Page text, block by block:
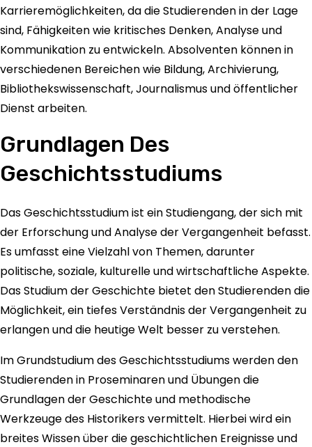
Karrieremöglichkeiten, da die Studierenden in der Lage
sind, Fähigkeiten wie kritisches Denken, Analyse und
Kommunikation zu entwickeln. Absolventen können in
verschiedenen Bereichen wie Bildung, Archivierung,
Bibliothekswissenschaft, Journalismus und öffentlicher
Dienst arbeiten.
Grundlagen Des
Geschichtsstudiums
Das Geschichtsstudium ist ein Studiengang, der sich mit
der Erforschung und Analyse der Vergangenheit befasst.
Es umfasst eine Vielzahl von Themen, darunter
politische, soziale, kulturelle und wirtschaftliche Aspekte.
Das Studium der Geschichte bietet den Studierenden die
Möglichkeit, ein tiefes Verständnis der Vergangenheit zu
erlangen und die heutige Welt besser zu verstehen.
Im Grundstudium des Geschichtsstudiums werden den
Studierenden in Proseminaren und Übungen die
Grundlagen der Geschichte und methodische
Werkzeuge des Historikers vermittelt. Hierbei wird ein
breites Wissen über die geschichtlichen Ereignisse und